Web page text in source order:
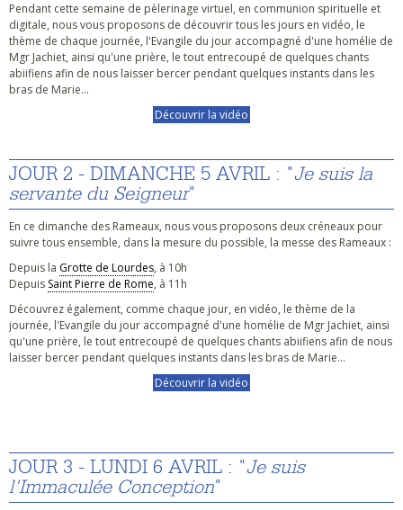
Pendant cette semaine de pèlerinage virtuel, en communion spirituelle et
digitale, nous vous proposons de découvrir tous les jours en vidéo, le
thème de chaque journée, l'Evangile du jour accompagné d'une homélie de
Mgr Jachiet, ainsi qu'une prière, le tout entrecoupé de quelques chants
abiifiens afin de nous laisser bercer pendant quelques instants dans les
bras de Marie...
Découvrir la vidéo
JOUR 2 - DIMANCHE 5 AVRIL : "Je suis la
servante du Seigneur"
En ce dimanche des Rameaux, nous vous proposons deux créneaux pour
suivre tous ensemble, dans la mesure du possible, la messe des Rameaux :
Depuis la Grotte de Lourdes, à 10h
Depuis Saint Pierre de Rome, à 11h
Découvrez également, comme chaque jour, en vidéo, le thème de la
journée, l'Evangile du jour accompagné d'une homélie de Mgr Jachiet, ainsi
qu'une prière, le tout entrecoupé de quelques chants abiifiens afin de nous
laisser bercer pendant quelques instants dans les bras de Marie...
Découvrir la vidéo
JOUR 3 - LUNDI 6 AVRIL : "Je suis
l'Immaculée Conception"